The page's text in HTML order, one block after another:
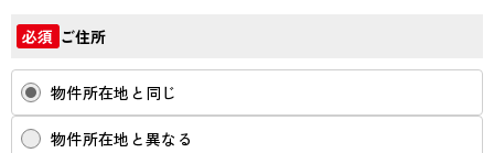
必須 ご住所
物件所在地と同じ
物件所在地と異なる